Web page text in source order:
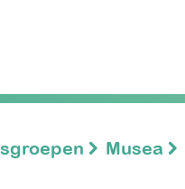
Musea